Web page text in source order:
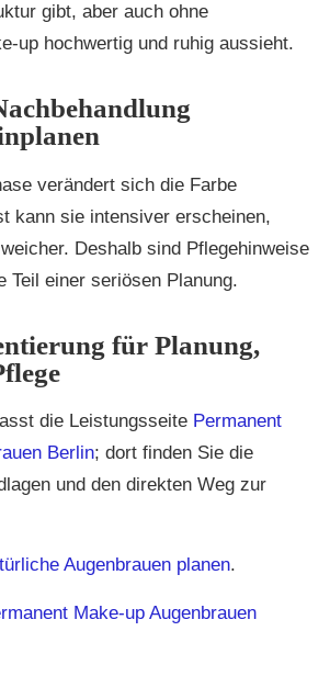
gibt, aber auch ohne
up hochwertig und ruhig aussieht.
verändert sich die Farbe
kann sie intensiver erscheinen,
Deshalb sind Pflegehinweise
Teil einer seriösen Planung.
für Planung,
die Leistungsseite Permanent
Berlin; dort finden Sie die
und den direkten Weg zur
Augenbrauen planen.
Make-up Augenbrauen